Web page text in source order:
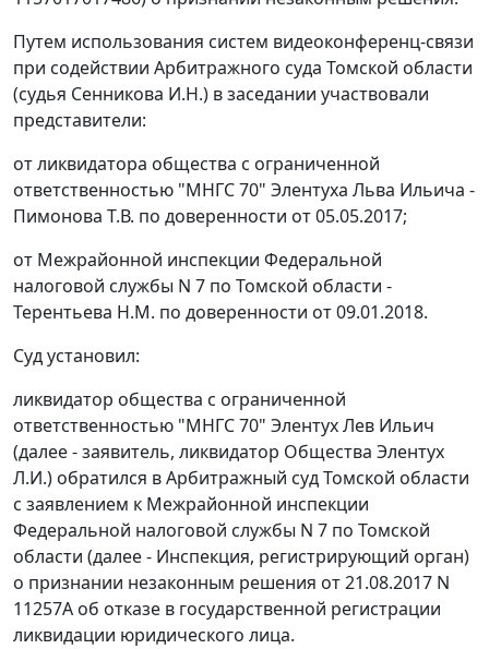
Путем использования систем видеоконференц-связи
при содействии Арбитражного суда Томской области
(судья Сенникова И.Н.) в заседании участвовали
представители:
от ликвидатора общества с ограниченной
ответственностью "МНГС 70" Элентуха Льва Ильича -
Пимонова Т.В. по доверенности от 05.05.2017;
от Межрайонной инспекции Федеральной
налоговой службы N 7 по Томской области -
Терентьева Н.М. по доверенности от 09.01.2018.
Суд установил:
ликвидатор общества с ограниченной
ответственностью "МНГС 70" Элентух Лев Ильич
(далее - заявитель, ликвидатор Общества Элентух
Л.И.) обратился в Арбитражный суд Томской области
с заявлением к Межрайонной инспекции
Федеральной налоговой службы N 7 по Томской
области (далее - Инспекция, регистрирующий орган)
о признании незаконным решения от 21.08.2017 N
11257А об отказе в государственной регистрации
ликвидации юридического лица.